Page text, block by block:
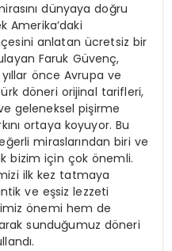
dünyaya doğru
Amerika’daki
anlatan ücretsiz bir
Faruk Güvenç,
önce Avrupa ve
döneri orijinal tarifleri,
geleneksel pişirme
ortaya koyuyor. Bu
miraslarından biri ve
bizim için çok önemli.
ilk kez tatmaya
ve eşsiz lezzeti
önemi hem de
sunduğumuz döneri